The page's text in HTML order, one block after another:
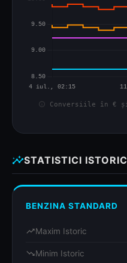
info
Conversiile în €
insightsSTATISTICI
BENZINA STANDARD
trending_upMaxim Istoric
trending_downMinim Istoric